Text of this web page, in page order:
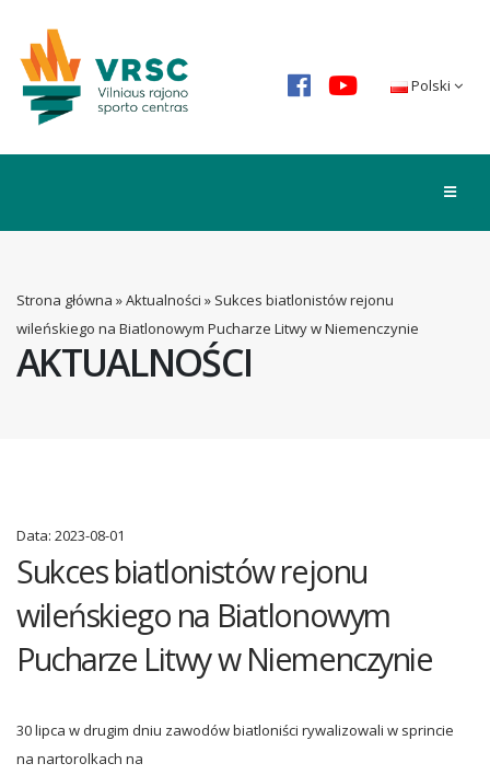
Polski
AKTUALNOŚCI
Strona główna »Aktualności » Sukces biatlonistów rejonu
wileńskiego na Biatlonowym Pucharze Litwy w Niemenczynie
Data: 2023-08-01
Sukces biatlonistów rejonu
wileńskiego na Biatlonowym
Pucharze Litwy w Niemenczynie
30 lipca w drugim dniu zawodów biatloniści rywalizowali w sprincie
na nartorolkach na